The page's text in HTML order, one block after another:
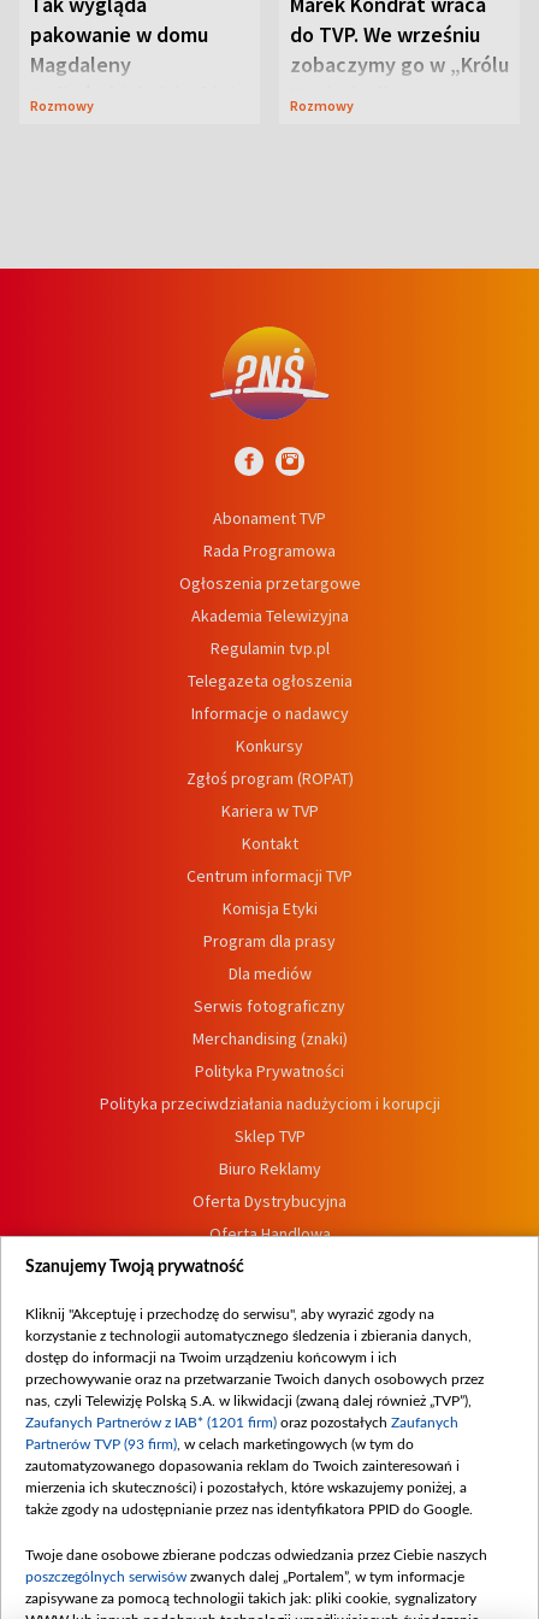
pakowanie w domu
Magdaleny
Waligórskiej-Lisieckiej.
Rozmowy
do TVP. We wrześniu
zobaczymy go w „Królu
Maciusiu I”
Rozmowy
Abonament TVP
Rada Programowa
Ogłoszenia przetargowe
Akademia Telewizyjna
Regulamin tvp.pl
Telegazeta ogłoszenia
Informacje o nadawcy
Konkursy
Zgłoś program (ROPAT)
Kariera w TVP
Kontakt
Centrum informacji TVP
Komisja Etyki
Program dla prasy
Dla mediów
Serwis fotograficzny
Merchandising (znaki)
Polityka Prywatności
Polityka przeciwdziałania nadużyciom i korupcji
Sklep TVP
Biuro Reklamy
Oferta Dystrybucyjna
Oferta Handlowa
Dostępność
Procedura zgłoszeń wewnętrznych
Szanujemy Twoją prywatność
Kliknij "Akceptuję i przechodzę do serwisu", aby wyrazić zgody na
korzystanie z technologii automatycznego śledzenia i zbierania danych,
dostęp do informacji na Twoim urządzeniu końcowym i ich
przechowywanie oraz na przetwarzanie Twoich danych osobowych przez
nas, czyli Telewizję Polską S.A. w likwidacji (zwaną dalej również „TVP”),
Zaufanych Partnerów z IAB* (1201 firm) oraz pozostałych Zaufanych
Partnerów TVP (93 firm) , w celach marketingowych (w tym do
zautomatyzowanego dopasowania reklam do Twoich zainteresowań i
mierzenia ich skuteczności) i pozostałych, które wskazujemy poniżej, a
także zgody na udostępnianie przez nas identyfikatora PPID do Google.
Twoje dane osobowe zbierane podczas odwiedzania przez Ciebie naszych
poszczególnych serwisów zwanych dalej „Portalem”, w tym informacje
zapisywane za pomocą technologii takich jak: pliki cookie, sygnalizatory